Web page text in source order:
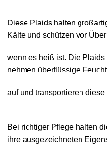
Diese Plaids halten
Kälte und schützen vor
wenn es heiß ist. Die
nehmen überflüssige
auf und transportieren diese
Bei richtiger Pflege halten
ihre ausgezeichneten